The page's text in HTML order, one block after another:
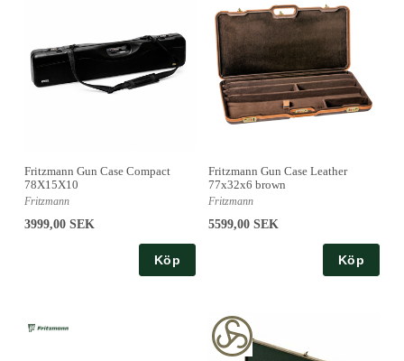
Fritzmann Gun Case Compact
78X15X10
Fritzmann
3999,00 SEK
Köp
Fritzmann Gun Case Leather
77x32x6 brown
Fritzmann
5599,00 SEK
Köp